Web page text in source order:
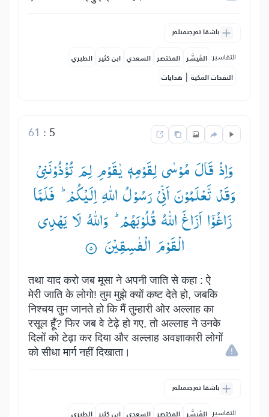
باشقا تەرجىمىلەر
التفاسير: المُيسَّر المختصر السعدي ابن كثير الطبري
النفحات المكية | هدايات
5
:
61
وَاِذْ قَالَ مُوْسٰی لِقَوْمِهٖ یٰقَوْمِ لِمَ تُؤْذُوْنَنِیْ
وَقَدْ تَّعْلَمُوْنَ اَنِّیْ رَسُوْلُ اللّٰهِ اِلَیْكُمْ ؕ— فَلَمَّا
زَاغُوْۤا اَزَاغَ اللّٰهُ قُلُوْبَهُمْ ؕ— وَاللّٰهُ لَا یَهْدِی
الْقَوْمَ الْفٰسِقِیْنَ ۟
तथा याद करो जब मूसा ने अपनी जाति से कहा : ऐ
मेरी जाति के लोगो! तुम मुझे क्यों कष्ट देते हो, जबकि
निश्चय तुम जानते हो कि मैं तुम्हारी ओर अल्लाह का
रसूल हूँ? फिर जब वे टेढ़े हो गए, तो अल्लाह ने उनके
दिलों को टेढ़ा कर दिया और अल्लाह अवज्ञाकारी लोगों
को सीधा मार्ग नहीं दिखाता।
باشقا تەرجىمىلەر
التفاسير: المُيسَّر المختصر السعدي ابن كثير الطبري